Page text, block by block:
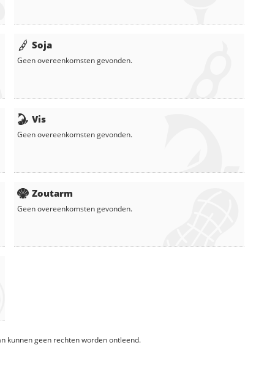
Soja
Geen overeenkomsten gevonden.
Vis
Geen overeenkomsten gevonden.
Zoutarm
Geen overeenkomsten gevonden.
kunnen geen rechten worden ontleend.